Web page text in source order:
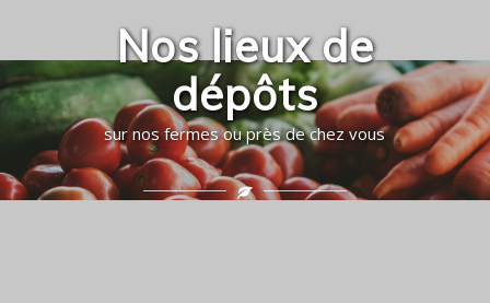
Nos lieux de
dépôts
sur nos fermes ou près de chez vous